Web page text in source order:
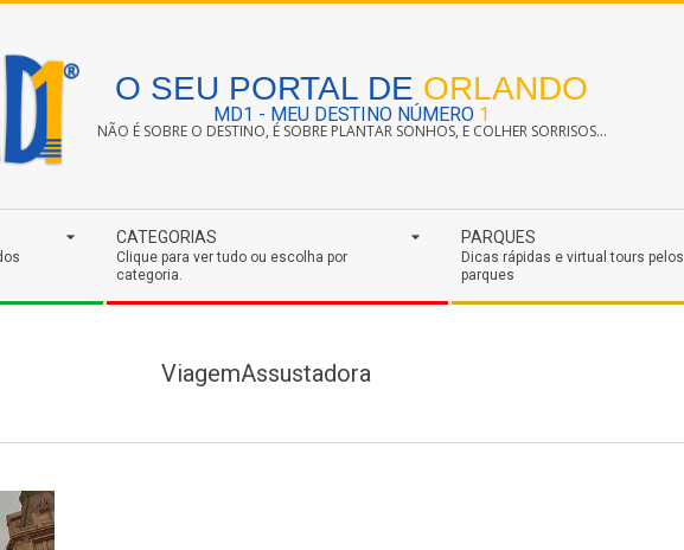
O SEU PORTAL DE ORLANDO
MD1 - MEU DESTINO NÚMERO 1
NÃO É SOBRE O DESTINO, É SOBRE PLANTAR SONHOS, E COLHER SORRISOS...
CATEGORIAS
Clique para ver tudo ou escolha por
categoria.
PARQUES
Dicas rápidas e virtual tours pelos
parques
ViagemAssustadora